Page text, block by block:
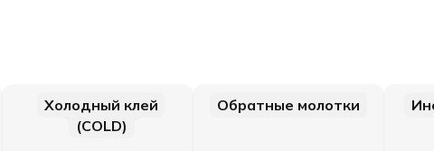
Холодный клей
(COLD)
Обратные молотки